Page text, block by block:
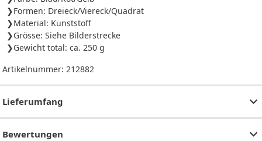
Formen: Dreieck/Viereck/Quadrat
Material: Kunststoff
Grösse: Siehe Bilderstrecke
Gewicht total: ca. 250 g
Artikelnummer: 212882
Lieferumfang
Bewertungen